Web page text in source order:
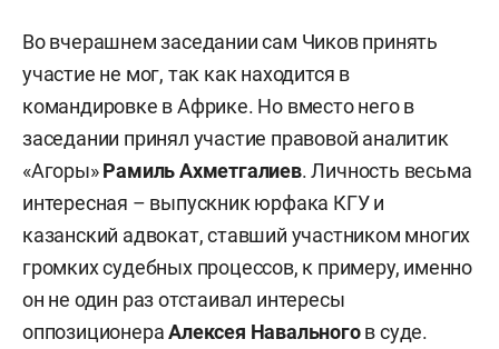
Во вчерашнем заседании сам Чиков принять
участие не мог, так как находится в
командировке в Африке. Но вместо него в
заседании принял участие правовой аналитик
«Агоры»Рамиль Ахметгалиев. Личность весьма
интересная – выпускник юрфака КГУ и
казанский адвокат, ставший участником многих
громких судебных процессов, к примеру, именно
он не один раз отстаивал интересы
оппозиционераАлексея Навальногов суде.